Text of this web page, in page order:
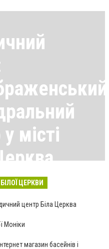
місті
Всі матеріали тут
ЦЕРКВИ
центр Біла Церква
Моніки
магазин басейнів і